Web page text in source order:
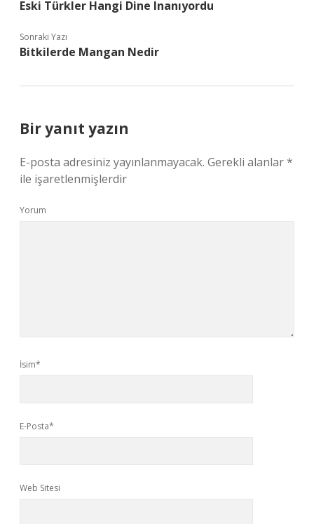
Eski Türkler Hangi Dine Inanıyordu
Sonraki Yazı
Bitkilerde Mangan Nedir
Bir yanıt yazın
E-posta adresiniz yayınlanmayacak. Gerekli alanlar*
ile işaretlenmişlerdir
Yorum
İsim*
E-Posta*
Web Sitesi